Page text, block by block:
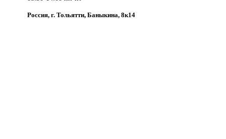
Россия, г. Тольятти, Баныкина, 8к14